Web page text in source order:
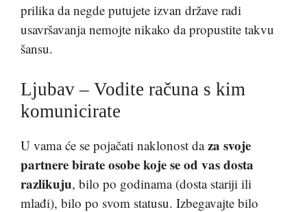
prilika da negde putujete izvan države radi
usavršavanja nemojte nikako da propustite takvu
šansu.
Ljubav – Vodite računa s kim
komunicirate
U vama će se pojačati naklonost daza svoje
partnere birate osobe koje se od vas dosta
razlikuju, bilo po godinama (dosta stariji ili
mlađi), bilo po svom statusu. Izbegavajte bilo